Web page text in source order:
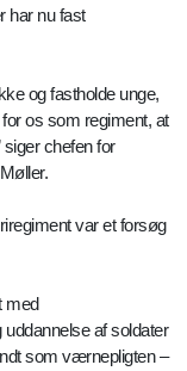
har nu fast
og fastholde unge,
os som regiment, at
chefen for
var et forsøg
med
af soldater
som værnepligten –